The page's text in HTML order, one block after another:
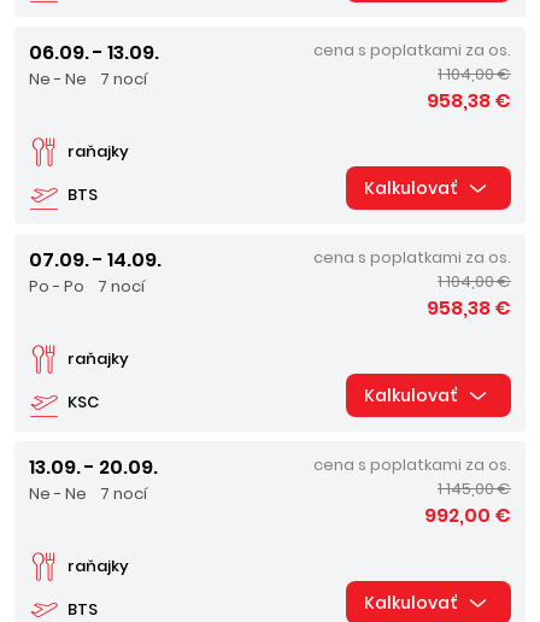
06.09. - 13.09.
Ne - Ne 7 nocí
BTS
raňajky
cena s poplatkami za os.
1 104,00 €
958,38 €
Kalkulovať
07.09. - 14.09.
Po - Po 7 nocí
KSC
raňajky
cena s poplatkami za os.
1 104,00 €
958,38 €
Kalkulovať
13.09. - 20.09.
Ne - Ne 7 nocí
BTS
raňajky
cena s poplatkami za os.
1 145,00 €
992,00 €
Kalkulovať